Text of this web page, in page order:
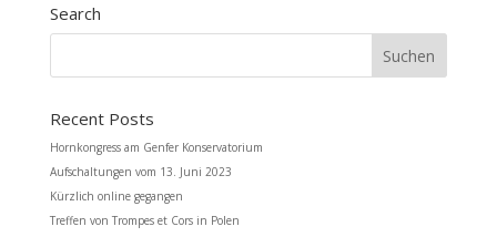
Search
Recent Posts
Hornkongress am Genfer Konservatorium
Aufschaltungen vom 13. Juni 2023
Kürzlich online gegangen
Treffen von Trompes et Cors in Polen